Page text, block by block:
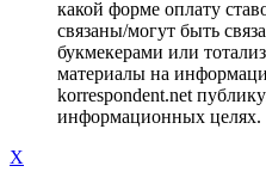
какой форме оплату
связаны/могут быть
букмекерами или
материалы на
korrespondent.net
информационных целях.
X